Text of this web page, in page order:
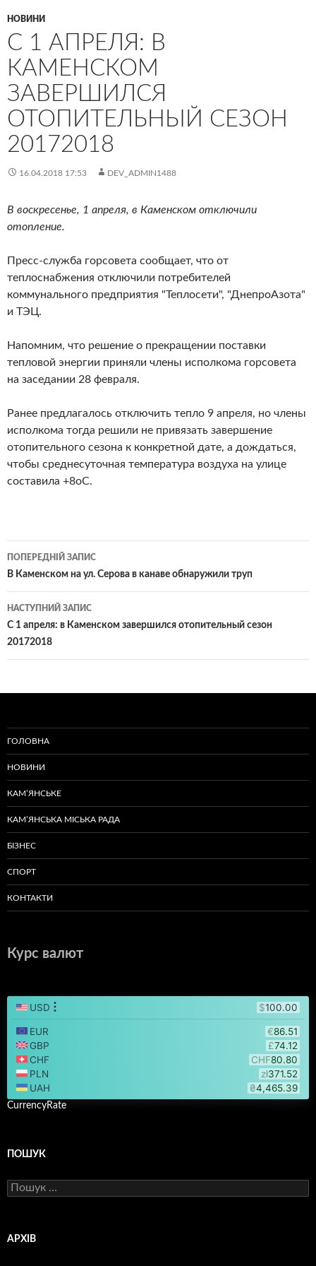
НОВИНИ
С 1 АПРЕЛЯ: В
КАМЕНСКОМ
ЗАВЕРШИЛСЯ
ОТОПИТЕЛЬНЫЙ СЕЗОН
20172018
16.04.2018 17:53 DEV_ADMIN1488
В воскресенье, 1 апреля, в Каменском отключили
отопление.
Пресс-служба горсовета сообщает, что от
теплоснабжения отключили потребителей
коммунального предприятия "Теплосети", "ДнепроАзота"
и ТЭЦ.
Напомним, что решение о прекращении поставки
тепловой энергии приняли члены исполкома горсовета
на заседании 28 февраля.
Ранее предлагалось отключить тепло 9 апреля, но члены
исполкома тогда решили не привязать завершение
отопительного сезона к конкретной дате, а дождаться,
чтобы среднесуточная температура воздуха на улице
составила +8оС.
Навігація
по
записам
ПОПЕРЕДНІЙ ЗАПИС
В Каменском на ул. Серова в канаве обнаружили труп
НАСТУПНИЙ ЗАПИС
С 1 апреля: в Каменском завершился отопительный сезон
20172018
ГОЛОВНА
НОВИНИ
КАМ’ЯНСЬКЕ
КАМ’ЯНСЬКА МІСЬКА РАДА
БІЗНЕС
СПОРТ
КОНТАКТИ
Курс валют
CurrencyRate
ПОШУК
Пошук:
АРХІВ